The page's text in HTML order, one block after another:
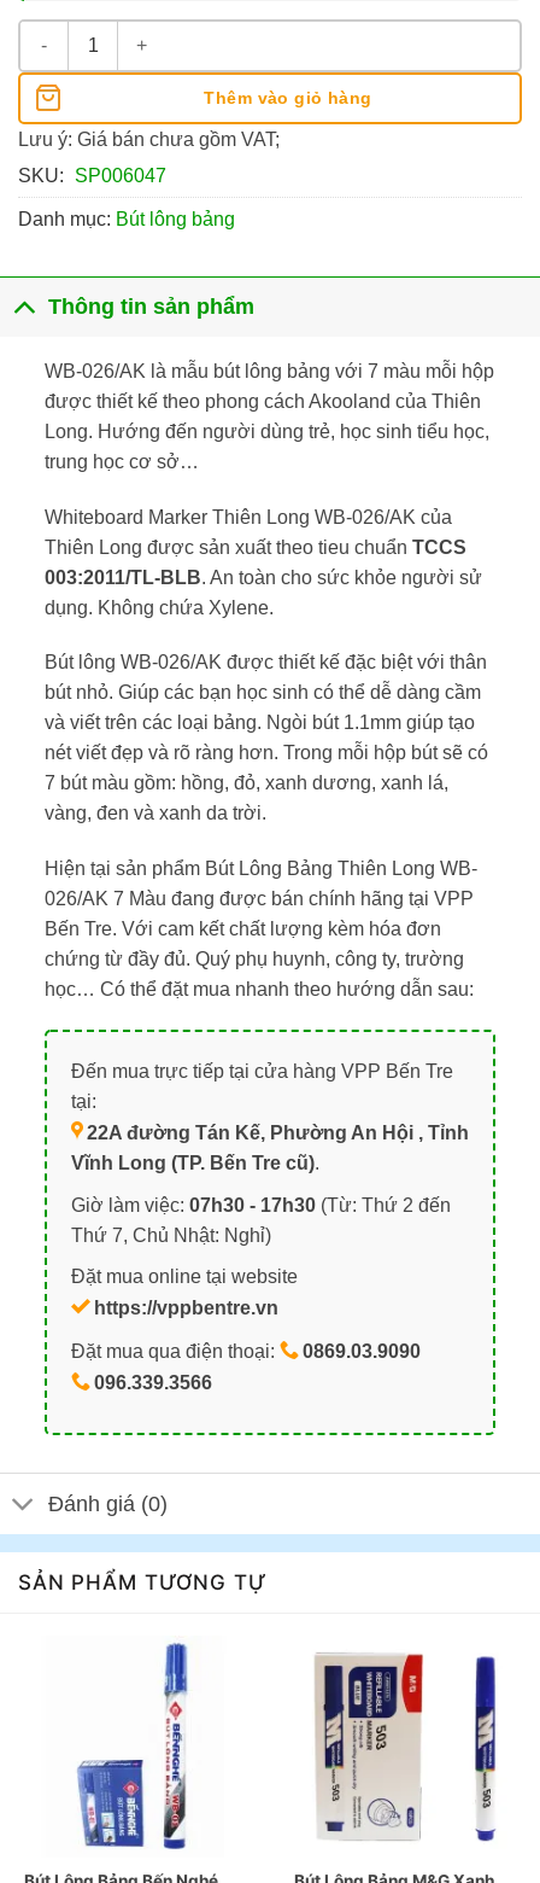
Bút Lông Bảng Thiên Long WB-026/AK 7 Màu số lượng
Thêm vào giỏ hàng
Lưu ý: Giá bán chưa gồm VAT;
SKU:
SP006047
Danh mục: Bút lông bảng
Thông tin sản phẩm
WB-026/AK là mẫu bút lông bảng với 7 màu mỗi hộp
được thiết kế theo phong cách Akooland của Thiên
Long. Hướng đến người dùng trẻ, học sinh tiểu học,
trung học cơ sở…
Whiteboard Marker Thiên Long WB-026/AK của
Thiên Long được sản xuất theo tieu chuẩn TCCS
003:2011/TL-BLB. An toàn cho sức khỏe người sử
dụng. Không chứa Xylene.
Bút lông WB-026/AK được thiết kế đặc biệt với thân
bút nhỏ. Giúp các bạn học sinh có thể dễ dàng cầm
và viết trên các loại bảng. Ngòi bút 1.1mm giúp tạo
nét viết đẹp và rõ ràng hơn. Trong mỗi hộp bút sẽ có
7 bút màu gồm: hồng, đỏ, xanh dương, xanh lá,
vàng, đen và xanh da trời.
Hiện tại sản phẩm Bút Lông Bảng Thiên Long WB-
026/AK 7 Màu đang được bán chính hãng tại VPP
Bến Tre. Với cam kết chất lượng kèm hóa đơn
chứng từ đầy đủ. Quý phụ huynh, công ty, trường
học… Có thể đặt mua nhanh theo hướng dẫn sau:
Đến mua trực tiếp tại cửa hàng VPP Bến Tre
tại:
22A đường Tán Kế, Phường An Hội , Tỉnh
Vĩnh Long (TP. Bến Tre cũ).
Giờ làm việc: 07h30 - 17h30(Từ: Thứ 2 đến
Thứ 7, Chủ Nhật: Nghỉ)
Đặt mua online tại website
https://vppbentre.vn
Đặt mua qua điện thoại:
0869.03.9090
096.339.3566
Đánh giá (0)
SẢN PHẨM TƯƠNG TỰ